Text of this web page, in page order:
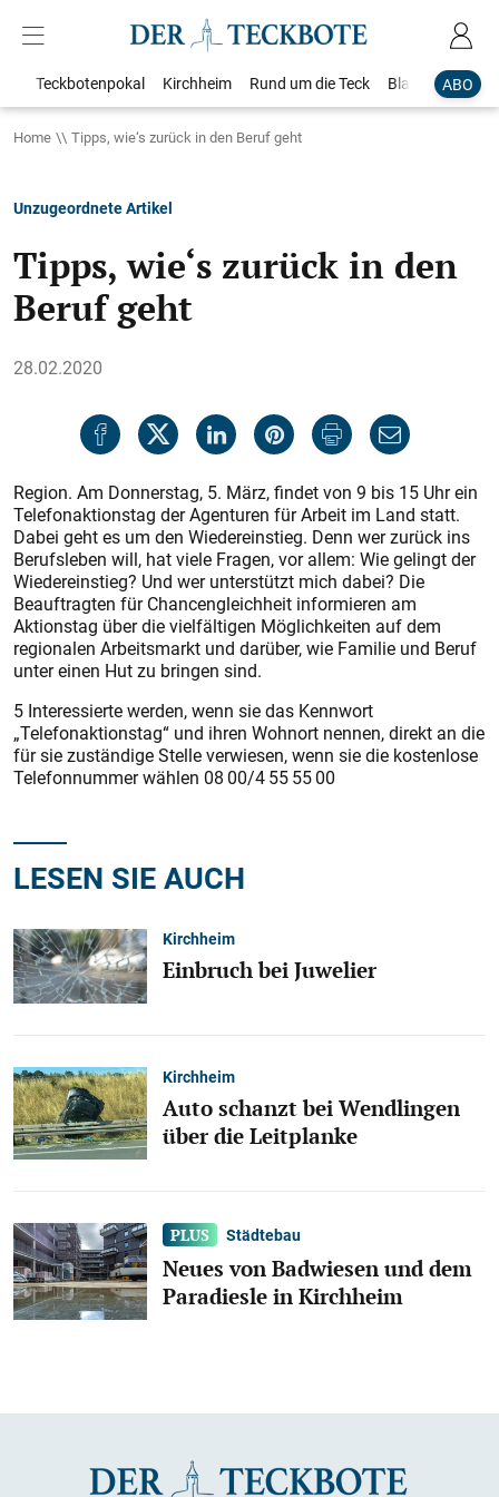
ABO
Teckbotenpokal Kirchheim Rund um die Teck Blaulicht
Home Tipps, wie‘s zurück in den Beruf geht
Unzugeordnete Artikel
Tipps, wie‘s zurück in den
Beruf geht
28.02.2020
Region. Am Donnerstag, 5. März, findet von 9 bis 15 Uhr ein
Telefonaktionstag der Agenturen für Arbeit im Land statt.
Dabei geht es um den Wiedereinstieg. Denn wer zurück ins
Berufsleben will, hat viele Fragen, vor allem: Wie gelingt der
Wiedereinstieg? Und wer unterstützt mich dabei? Die
Beauftragten für Chancengleichheit informieren am
Aktionstag über die vielfältigen Möglichkeiten auf dem
regionalen Arbeitsmarkt und darüber, wie Familie und Beruf
unter einen Hut zu bringen sind.
5 Interessierte werden, wenn sie das Kennwort
„Telefonaktionstag“ und ihren Wohnort nennen, direkt an die
für sie zuständige Stelle verwiesen, wenn sie die kostenlose
Telefonnummer wählen 08 00/4 55 55 00
LESEN SIE AUCH
Kirchheim
Einbruch bei Juwelier
Kirchheim
Auto schanzt bei Wendlingen
über die Leitplanke
Städtebau
Neues von Badwiesen und dem
Paradiesle in Kirchheim